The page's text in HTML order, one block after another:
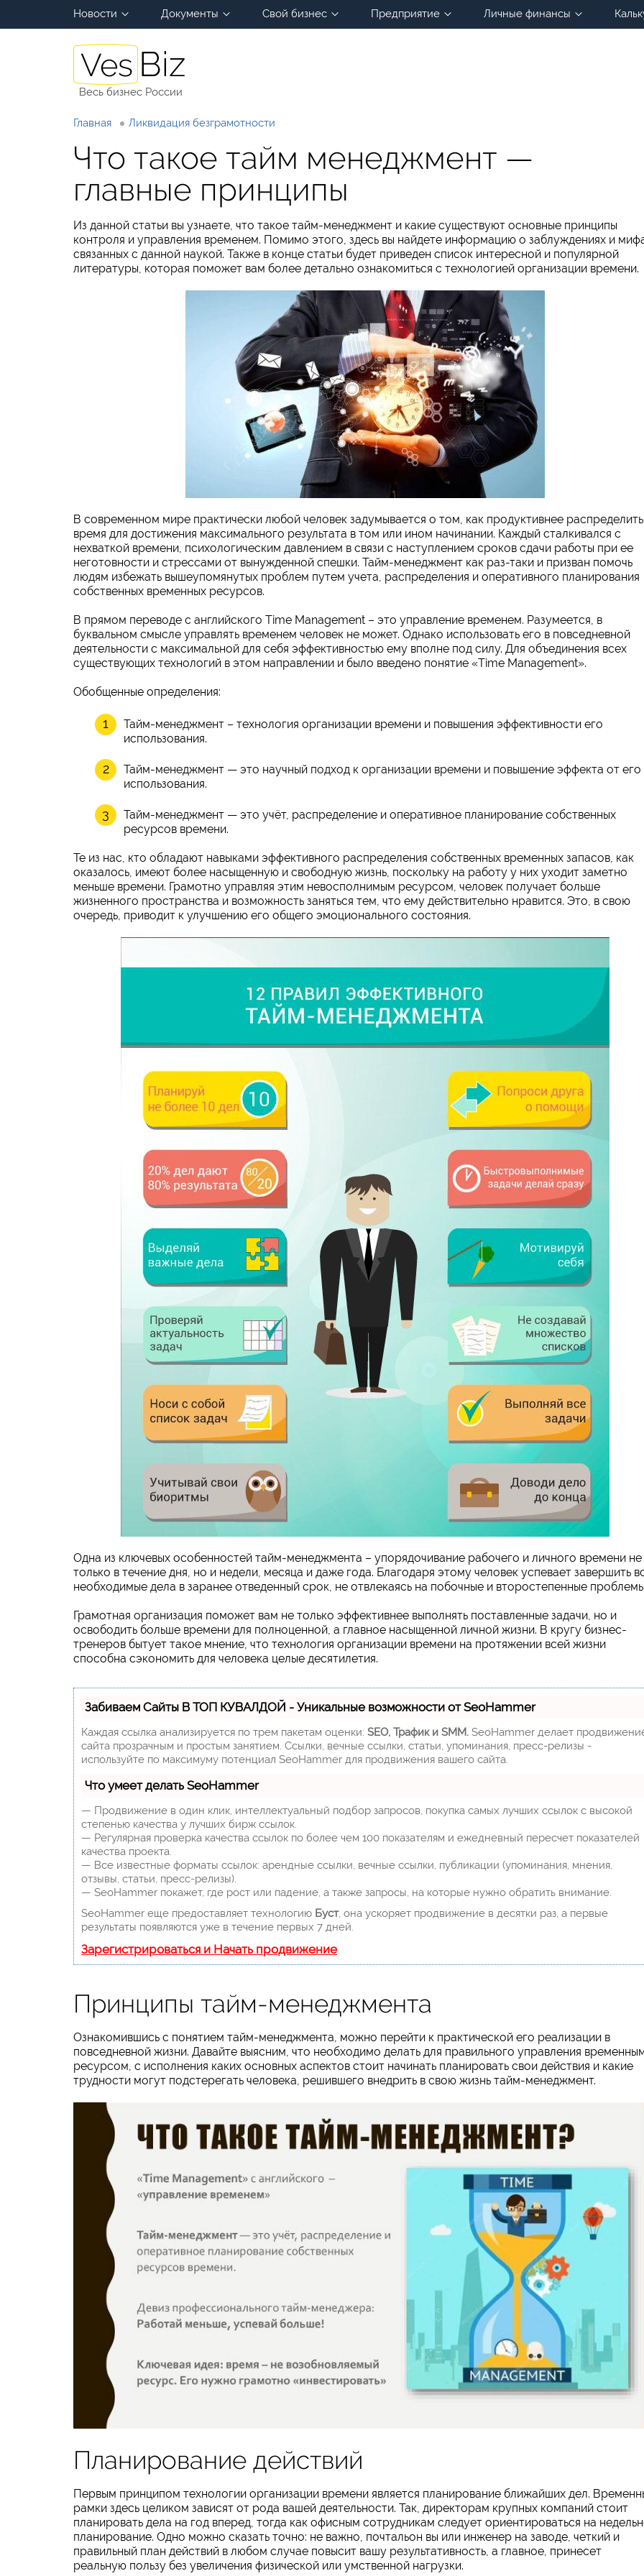
Новости Документы Свой бизнес Предприятие Личные финансы
Весь бизнес России
Главная Ликвидация безграмотности
Что такое тайм менеджмент —
главные принципы
Из данной статьи вы узнаете, что такое тайм-менеджмент и какие существуют основные принципы
контроля и управления временем. Помимо этого, здесь вы найдете информацию о заблуждениях и
связанных с данной наукой. Также в конце статьи будет приведен список интересной и популярной
литературы, которая поможет вам более детально ознакомиться с технологией организации времени.
В современном мире практически любой человек задумывается о том, как продуктивнее распределить
время для достижения максимального результата в том или ином начинании. Каждый сталкивался с
нехваткой времени, психологическим давлением в связи с наступлением сроков сдачи работы при ее
неготовности и стрессами от вынужденной спешки. Тайм-менеджмент как раз-таки и призван помочь
людям избежать вышеупомянутых проблем путем учета, распределения и оперативного планирования
собственных временных ресурсов.
В прямом переводе с английского Time Management – это управление временем. Разумеется, в
буквальном смысле управлять временем человек не может. Однако использовать его в повседневной
деятельности с максимальной для себя эффективностью ему вполне под силу. Для объединения всех
существующих технологий в этом направлении и было введено понятие «Time Management».
Обобщенные определения:
Тайм-менеджмент – технология организации времени и повышения эффективности его
использования.
Тайм-менеджмент — это научный подход к организации времени и повышение эффекта от его
использования.
Тайм-менеджмент — это учёт, распределение и оперативное планирование собственных
ресурсов времени.
Те из нас, кто обладают навыками эффективного распределения собственных временных запасов, как
оказалось, имеют более насыщенную и свободную жизнь, поскольку на работу у них уходит заметно
меньше времени. Грамотно управляя этим невосполнимым ресурсом, человек получает больше
жизненного пространства и возможность заняться тем, что ему действительно нравится. Это, в свою
очередь, приводит к улучшению его общего эмоционального состояния.
Одна из ключевых особенностей тайм-менеджмента – упорядочивание рабочего и личного времени не
только в течение дня, но и недели, месяца и даже года. Благодаря этому человек успевает завершить
необходимые дела в заранее отведенный срок, не отвлекаясь на побочные и второстепенные
Грамотная организация поможет вам не только эффективнее выполнять поставленные задачи, но и
освободить больше времени для полноценной, а главное насыщенной личной жизни. В кругу бизнес-
тренеров бытует такое мнение, что технология организации времени на протяжении всей жизни
способна сэкономить для человека целые десятилетия.
Забиваем Сайты В ТОП КУВАЛДОЙ - Уникальные возможности от SeoHammer
Каждая ссылка анализируется по трем пакетам оценки: SEO, Трафик и SMM. SeoHammer делает
сайта прозрачным и простым занятием. Ссылки, вечные ссылки, статьи, упоминания, пресс-релизы -
используйте по максимуму потенциал SeoHammer для продвижения вашего сайта.
Что умеет делать SeoHammer
— Продвижение в один клик, интеллектуальный подбор запросов, покупка самых лучших ссылок с высокой
степенью качества у лучших бирж ссылок.
— Регулярная проверка качества ссылок по более чем 100 показателям и ежедневный пересчет показателей
качества проекта.
— Все известные форматы ссылок: арендные ссылки, вечные ссылки, публикации (упоминания, мнения,
отзывы, статьи, пресс-релизы).
— SeoHammer покажет, где рост или падение, а также запросы, на которые нужно обратить внимание.
SeoHammer еще предоставляет технологию Буст, она ускоряет продвижение в десятки раз, а первые
результаты появляются уже в течение первых 7 дней.
Зарегистрироваться и Начать продвижение
Принципы тайм-менеджмента
Ознакомившись с понятием тайм-менеджмента, можно перейти к практической его реализации в
повседневной жизни. Давайте выясним, что необходимо делать для правильного управления
ресурсом, с исполнения каких основных аспектов стоит начинать планировать свои действия и какие
трудности могут подстерегать человека, решившего внедрить в свою жизнь тайм-менеджмент.
Планирование действий
Первым принципом технологии организации времени является планирование ближайших дел.
рамки здесь целиком зависят от рода вашей деятельности. Так, директорам крупных компаний стоит
планировать дела на год вперед, тогда как офисным сотрудникам следует ориентироваться на
планирование. Одно можно сказать точно: не важно, почтальон вы или инженер на заводе, четкий и
правильный план действий в любом случае повысит вашу результативность, а главное, принесет
реальную пользу без увеличения физической или умственной нагрузки.